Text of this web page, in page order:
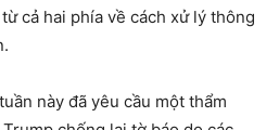
cả hai phía về cách xử lý thông
tuần này đã yêu cầu một thẩm